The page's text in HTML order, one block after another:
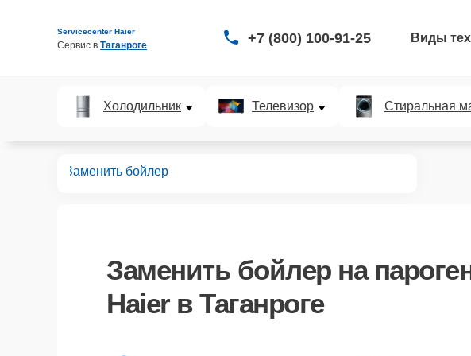
Servicecenter Haier
Сервис в Таганроге +7 (800) 100-91-25 Виды
Холодильник Телевизор Стиральная
Заменить бойлер
Заменить бойлерна
Haier в Таганроге